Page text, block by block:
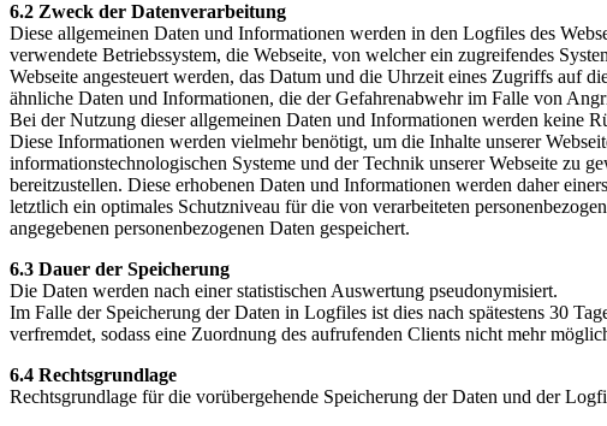
6.2 Zweck der Datenverarbeitung
Diese allgemeinen Daten und Informationen werden in den Logfiles des
verwendete Betriebssystem, die Webseite, von welcher ein zugreifendes
Webseite angesteuert werden, das Datum und die Uhrzeit eines Zugriffs auf
ähnliche Daten und Informationen, die der Gefahrenabwehr im Falle von
Bei der Nutzung dieser allgemeinen Daten und Informationen werden keine
Diese Informationen werden vielmehr benötigt, um die Inhalte unserer
informationstechnologischen Systeme und der Technik unserer Webseite zu
bereitzustellen. Diese erhobenen Daten und Informationen werden daher
letztlich ein optimales Schutzniveau für die von verarbeiteten
angegebenen personenbezogenen Daten gespeichert.
6.3 Dauer der Speicherung
Die Daten werden nach einer statistischen Auswertung pseudonymisiert.
Im Falle der Speicherung der Daten in Logfiles ist dies nach spätestens 30
verfremdet, sodass eine Zuordnung des aufrufenden Clients nicht mehr
6.4 Rechtsgrundlage
Rechtsgrundlage für die vorübergehende Speicherung der Daten und der